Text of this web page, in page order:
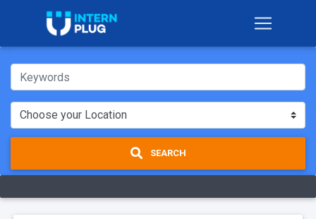
SEARCH